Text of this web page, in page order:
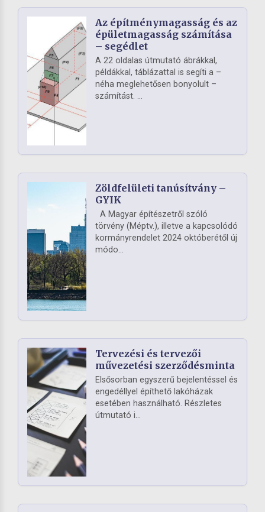
Az építménymagasság és az
épületmagasság számítása
– segédlet
A 22 oldalas útmutató ábrákkal,
példákkal, táblázattal is segíti a –
néha meglehetősen bonyolult –
számítást. ...
Zöldfelületi tanúsítvány –
GYIK
A Magyar építészetről szóló
törvény (Méptv.), illetve a kapcsolódó
kormányrendelet 2024 októberétől új
módo...
Tervezési és tervezői
művezetési szerződésminta
Elsősorban egyszerű bejelentéssel és
engedéllyel építhető lakóházak
esetében használható. Részletes
útmutató i...